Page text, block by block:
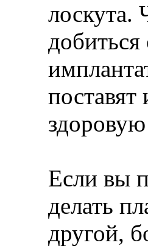
лоскута.
Если вы
делать
другой,